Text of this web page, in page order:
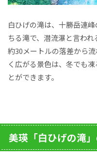
白ひげの滝は、十勝岳連
ちる滝で、潜流瀑と言われ
約30メートルの落差から
く広がる景色は、冬でも
とができます。
美瑛「白ひげの滝